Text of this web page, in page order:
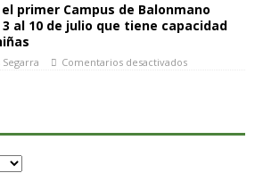
primer Campus de Balonmano
3 al 10 de julio que tiene capacidad
Segarra Comentarios desactivados